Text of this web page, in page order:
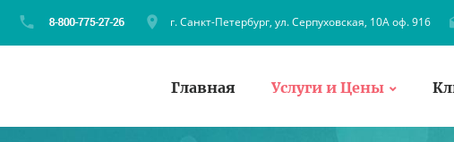
г. Санкт-Петербург, ул. Серпуховская, 10А оф. 916
Главная Услуги и Цены